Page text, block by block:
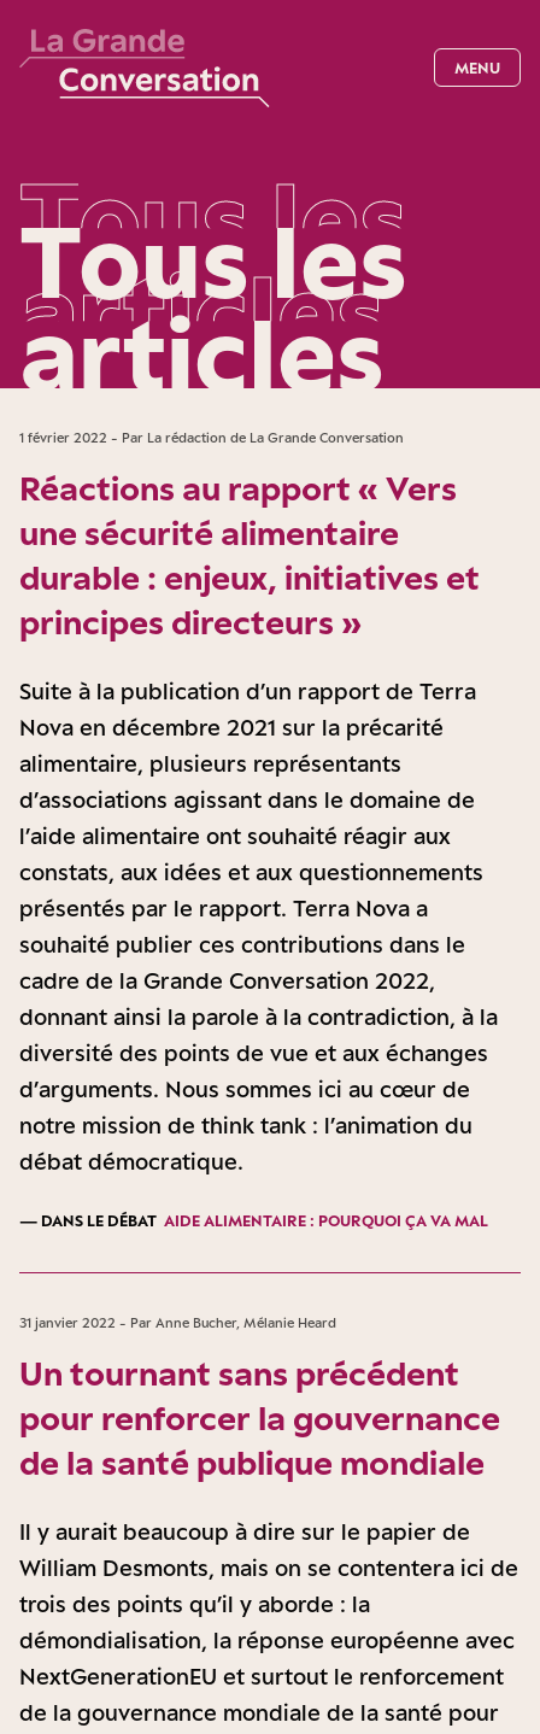
MENU
Tous les
articles
Tous les
articles
1 février 2022 - Par La rédaction de La Grande Conversation
Réactions au rapport « Vers
une sécurité alimentaire
durable : enjeux, initiatives et
principes directeurs »
Suite à la publication d’un rapport de Terra
Nova en décembre 2021 sur la précarité
alimentaire, plusieurs représentants
d’associations agissant dans le domaine de
l’aide alimentaire ont souhaité réagir aux
constats, aux idées et aux questionnements
présentés par le rapport. Terra Nova a
souhaité publier ces contributions dans le
cadre de la Grande Conversation 2022,
donnant ainsi la parole à la contradiction, à la
diversité des points de vue et aux échanges
d’arguments. Nous sommes ici au cœur de
notre mission de think tank : l’animation du
débat démocratique.
— DANS LE DÉBAT AIDE ALIMENTAIRE : POURQUOI ÇA VA MAL
31 janvier 2022 - Par Anne Bucher, Mélanie Heard
Un tournant sans précédent
pour renforcer la gouvernance
de la santé publique mondiale
Il y aurait beaucoup à dire sur le papier de
William Desmonts, mais on se contentera ici de
trois des points qu’il y aborde : la
démondialisation, la réponse européenne avec
NextGenerationEU et surtout le renforcement
de la gouvernance mondiale de la santé pour